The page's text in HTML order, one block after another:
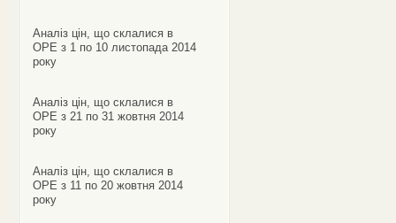
Аналіз цін, що склалися в
ОРЕ з 1 по 10 листопада 2014
року
Аналіз цін, що склалися в
ОРЕ з 21 по 31 жовтня 2014
року
Аналіз цін, що склалися в
ОРЕ з 11 по 20 жовтня 2014
року